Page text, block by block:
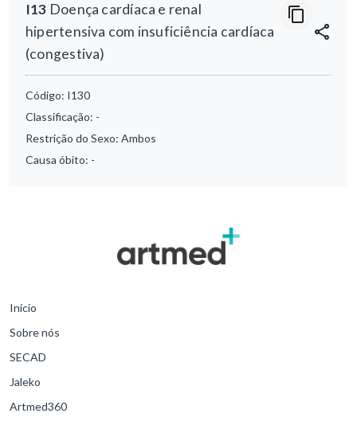
I13 Doença cardíaca e renal
hipertensiva com insuficiência cardíaca
(congestiva)
Código: I130
Classificação: -
Restrição do Sexo: Ambos
Causa óbito: -
Início
Sobre nós
SECAD
Jaleko
Artmed360